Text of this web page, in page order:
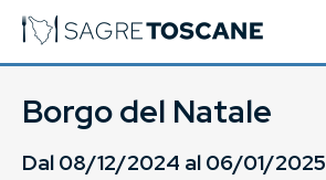
Borgo del Natale
Dal08/12/2024 al06/01/2025